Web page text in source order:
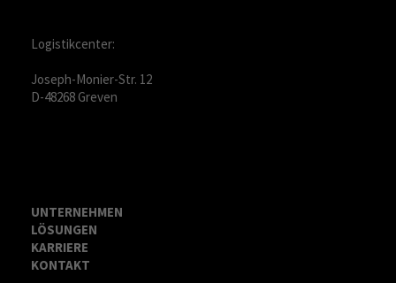
Logistikcenter:
Joseph-Monier-Str. 12
D-48268 Greven
UNTERNEHMEN
LÖSUNGEN
KARRIERE
KONTAKT